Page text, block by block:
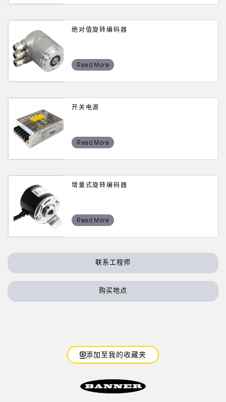
绝对值旋转编码器
Read More
开关电源
Read More
增量式旋转编码器
Read More
联系工程师
购买地点
添加至我的收藏夹